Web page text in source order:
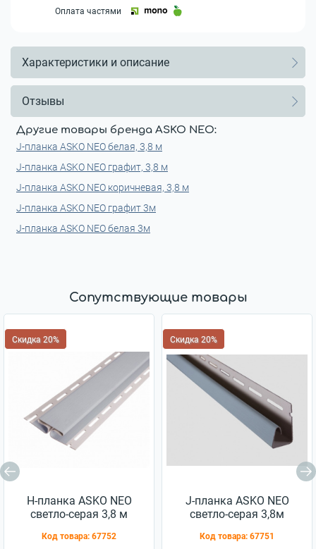
Оплата частями
Характеристики и описание
Отзывы
Другие товары бренда ASKO NEO:
J-планка ASKO NEO белая, 3,8 м
J-планка ASKO NEO графит, 3,8 м
J-планка ASKO NEO коричневая, 3,8 м
J-планка ASKO NEO графит 3м
J-планка ASKO NEO белая 3м
Сопутствующие товары
Скидка 20%
H-планка ASKO NEO
светло-серая 3,8 м
Код товара: 67752
Скидка 20%
J-планка ASKO NEO
светло-серая 3,8м
Код товара: 67751